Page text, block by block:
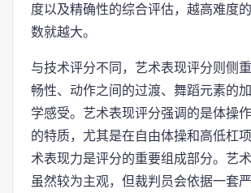
度以及精确性的综合评估，越高难度
数就越大。
与技术评分不同，艺术表现评分则侧
畅性、动作之间的过渡、舞蹈元素的
学感受。艺术表现评分强调的是体操
的特质，尤其是在自由体操和高低杠
术表现力是评分的重要组成部分。艺
虽然较为主观，但裁判员会依据一套